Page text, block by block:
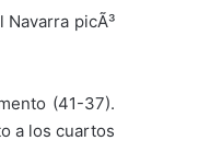
picÃ³
(41-37).
a los cuartos